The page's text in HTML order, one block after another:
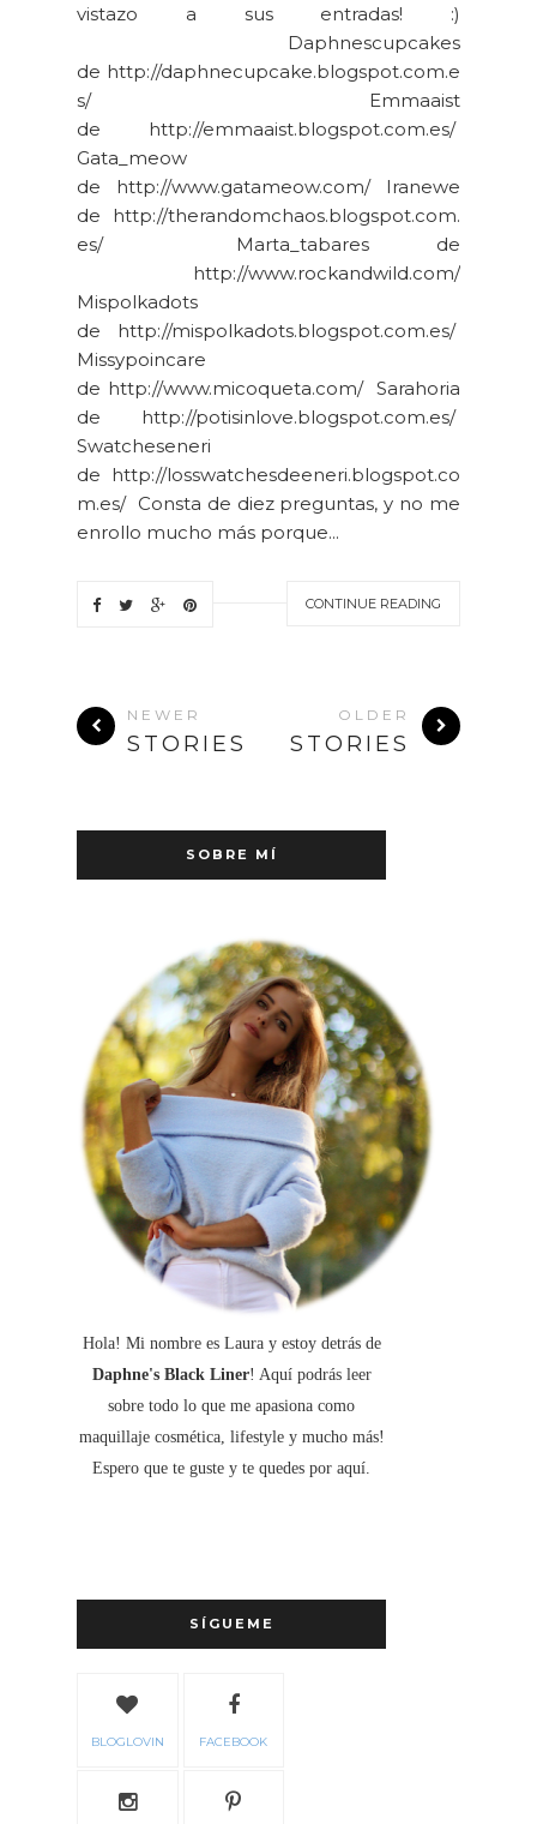
vistazo a sus entradas! :)
Daphnescupcakes
de http://daphnecupcake.blogspot.com.e
s/ Emmaaist
de http://emmaaist.blogspot.com.es/
Gata_meow
de http://www.gatameow.com/ Iranewe
de http://therandomchaos.blogspot.com.
es/ Marta_tabares de
http://www.rockandwild.com/
Mispolkadots
de http://mispolkadots.blogspot.com.es/
Missypoincare
de http://www.micoqueta.com/ Sarahoria
de http://potisinlove.blogspot.com.es/
Swatcheseneri
de http://losswatchesdeeneri.blogspot.co
m.es/ Consta de diez preguntas, y no me
enrollo mucho más porque...
CONTINUE READING
NEWER
STORIES
OLDER
STORIES
SOBRE MÍ
Hola! Mi nombre es Laura y estoy detrás de
Daphne's Black Liner! Aquí podrás leer
sobre todo lo que me apasiona como
maquillaje cosmética, lifestyle y mucho más!
Espero que te guste y te quedes por aquí.
SÍGUEME
BLOGLOVIN FACEBOOK